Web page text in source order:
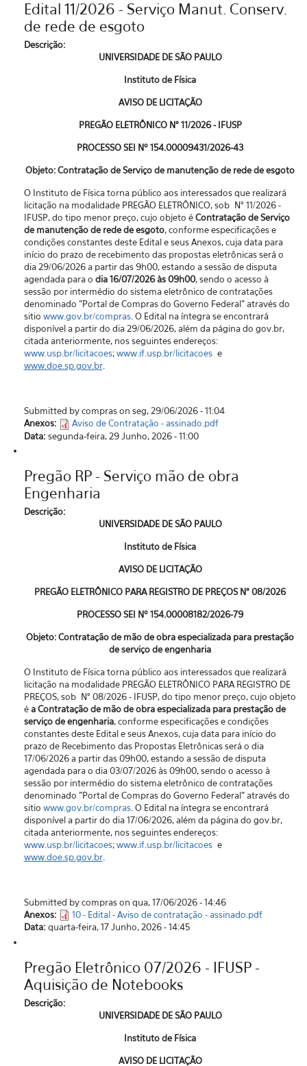
Edital 11/2026 - Serviço Manut. Conserv.
de rede de esgoto
Descrição:
UNIVERSIDADE DE SÃO PAULO
Instituto de Física
AVISO DE LICITAÇÃO
PREGÃO ELETRÔNICO N° 11/2026 - IFUSP
PROCESSO SEI Nº 154.00009431/2026-43
Objeto: Contratação de Serviço de manutenção de rede de esgoto
O Instituto de Física torna público aos interessados que realizará
licitação na modalidade PREGÃO ELETRÔNICO, sob N° 11/2026 -
IFUSP, do tipo menor preço, cujo objeto éContratação de Serviço
de manutenção de rede de esgoto, conforme especificações e
condições constantes deste Edital e seus Anexos, cuja data para
início do prazo de recebimento das propostas eletrônicas será o
dia 29/06/2026 a partir das 9h00, estando a sessão de disputa
agendada para o dia 16/07/2026 às 09h00, sendo o acesso à
sessão por intermédio do sistema eletrônico de contratações
denominado "Portal de Compras do Governo Federal” através do
sitio www.gov.br/compras. O Edital na íntegra se encontrará
disponível a partir do dia 29/06/2026, além da página do gov.br,
citada anteriormente, nos seguintes endereços:
www.usp.br/licitacoes;www.if.usp.br/licitacoese
www.doe.sp.gov.br.
Submitted by compras on seg, 29/06/2026 - 11:04
Anexos:
Aviso de Contratação - assinado.pdf
Data: segunda-feira, 29 Junho, 2026 - 11:00
Pregão RP - Serviço mão de obra
Engenharia
Descrição:
UNIVERSIDADE DE SÃO PAULO
Instituto de Física
AVISO DE LICITAÇÃO
PREGÃO ELETRÔNICO PARA REGISTRO DE PREÇOS N° 08/2026
PROCESSO SEI Nº154.00008182/2026-79
Objeto: Contratação de mão de obra especializada para prestação
de serviço de engenharia
O Instituto de Física torna público aos interessados que realizará
licitação na modalidade PREGÃO ELETRÔNICO PARA REGISTRO DE
PREÇOS, sob N° 08/2026 - IFUSP, do tipo menor preço, cujo objeto
éa Contratação de mão de obra especializada para prestação de
serviço de engenharia, conforme especificações e condições
constantes deste Edital e seus Anexos, cuja data para início do
prazo de Recebimento das Propostas Eletrônicas será o dia
17/06/2026 a partir das 09h00, estando a sessão de disputa
agendada para o dia 03/07/2026 às 09h00, sendo o acesso à
sessão por intermédio do sistema eletrônico de contratações
denominado "Portal de Compras do Governo Federal” através do
sitio www.gov.br/compras. O Edital na íntegra se encontrará
disponível a partir do dia 17/06/2026, além da página do gov.br,
citada anteriormente, nos seguintes endereços:
www.usp.br/licitacoes;www.if.usp.br/licitacoese
www.doe.sp.gov.br.
Submitted by compras on qua, 17/06/2026 - 14:46
Anexos:
10 - Edital - Aviso de contratação - assinado.pdf
Data: quarta-feira, 17 Junho, 2026 - 14:45
Pregão Eletrônico 07/2026 - IFUSP -
Aquisição de Notebooks
Descrição:
UNIVERSIDADE DE SÃO PAULO
Instituto de Física
AVISO DE LICITAÇÃO